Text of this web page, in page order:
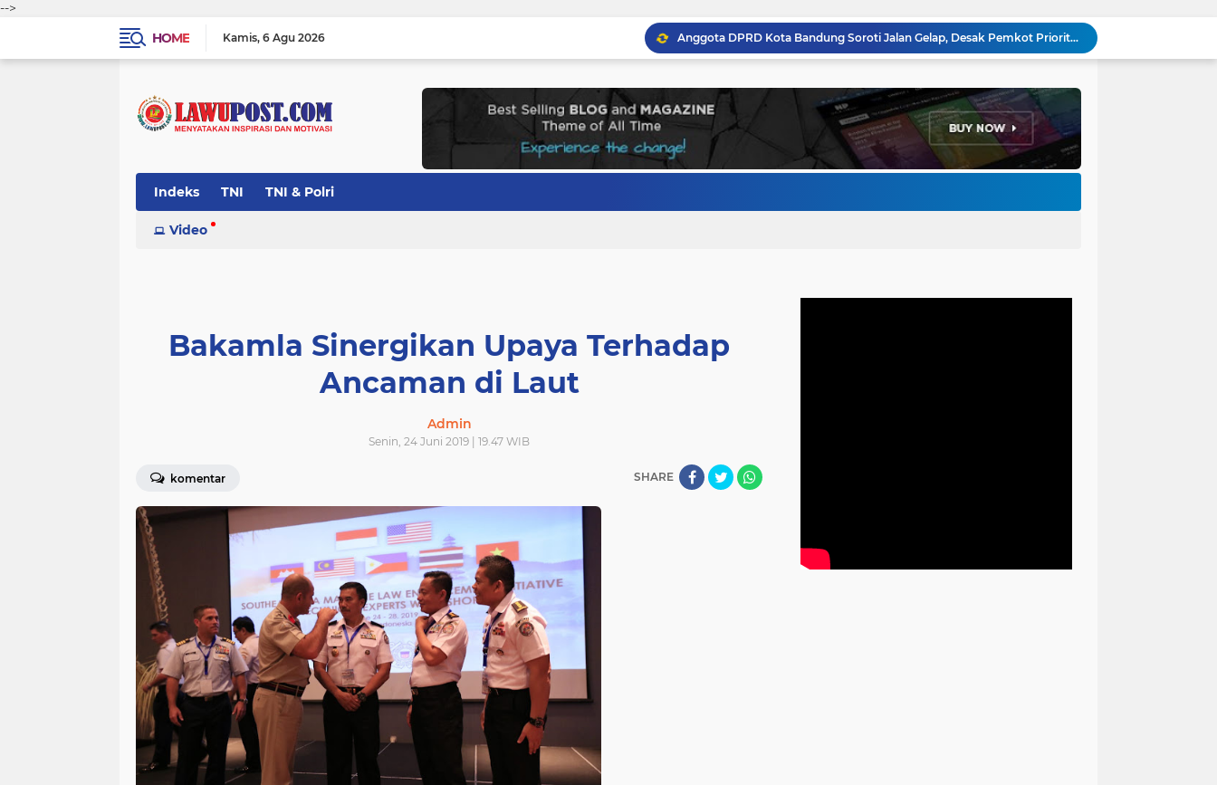
-->
HOME
Kamis 6 Agu 2026
Anggota DPRD Kota Bandung Soroti Jalan Gelap, Desak Pemkot Prioritaskan Pembenahan PJU
Pemkot Bandung Gandeng Big Bad Wolf Hadirkan Festival Literasi Pages and Plates
Program Gaslah Kota Bandung Raih Apresiasi Pemerintah Pusat, Pengolahan Sampah Capai 30 Persen
Bupati Jeje Ritchie Ismail Rotasikan Kadishub dan Kadisbudpar, Serta Lantik Ratusan ASN Bandung Barat
Indeks TNI TNI & Polri
Video
Bakamla Sinergikan Upaya Terhadap
Ancaman di Laut
Admin
Senin, 24 Juni 2019 | 19.47 WIB
komentar SHARE